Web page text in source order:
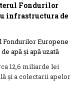
Fondurilor
infrastructura de
12,6 miliarde lei
și a colectarii apelor